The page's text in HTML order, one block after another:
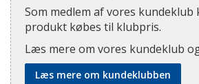
Som medlem af vores kundeklub
produkt købes til klubpris.
Læs mere om vores kundeklub
Læs mere om kundeklubben